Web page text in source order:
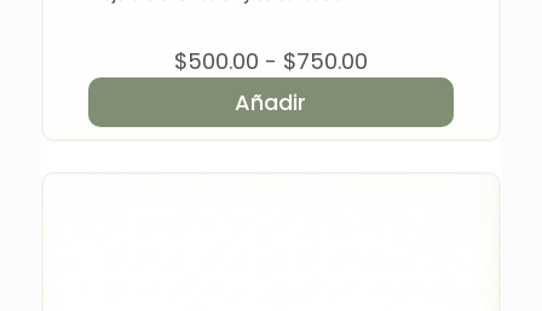
$500.00 - $750.00Rango
precios:
Añadir